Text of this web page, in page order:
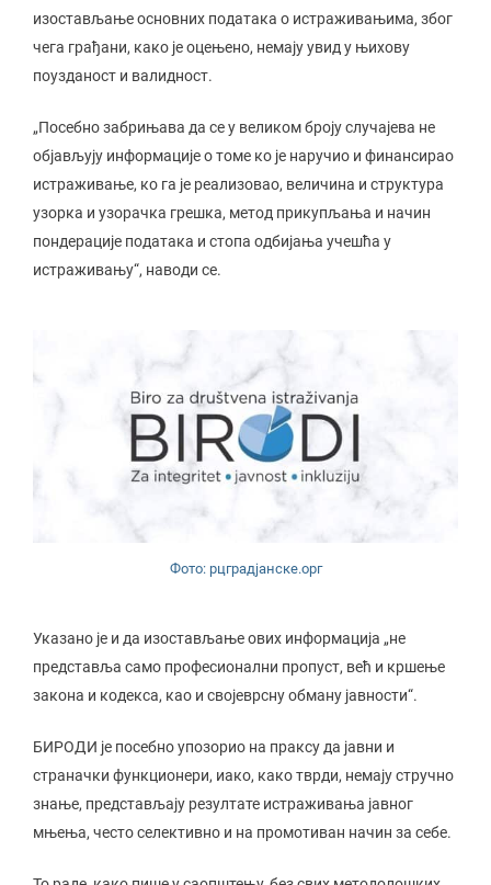
изостављање основних података о истраживањима, због
чега грађани, како је оцењено, немају увид у њихову
поузданост и валидност.
„Посебно забрињава да се у великом броју случајева не
објављују информације о томе ко је наручио и финансирао
истраживање, ко га је реализовао, величина и структура
узорка и узорачка грешка, метод прикупљања и начин
пондерације података и стопа одбијања учешћа у
истраживању“, наводи се.
Фото: рцградјанске.орг
Указано је и да изостављање ових информација „не
представља само професионални пропуст, већ и кршење
закона и кодекса, као и својеврсну обману јавности“.
БИРОДИ је посебно упозорио на праксу да јавни и
страначки функционери, иако, како тврди, немају стручно
знање, представљају резултате истраживања јавног
мњења, често селективно и на промотиван начин за себе.